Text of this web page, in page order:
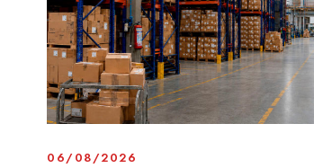
06/08/2026